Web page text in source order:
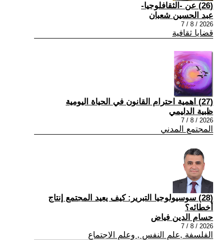
(26) عن -الثقافلوجيا-
عبد الحسين شعبان
2026 / 8 / 7
قضايا ثقافية
(27) اهمية احترام القانون في الحياة اليومية
ظبية الدليمي
2026 / 8 / 7
المجتمع المدني
(28) سوسيولوجيا التبرير: كيف يعيد المجتمع إنتاج
أخطائه؟
حسام الدين فياض
2026 / 8 / 7
الفلسفة ,علم النفس , وعلم الاجتماع